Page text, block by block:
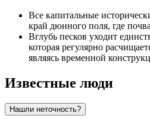
Все капитальные
край дюнного поля, где
Вглубь песков уходит
которая регулярно
являясь временной
Известные люди
Нашли неточность?